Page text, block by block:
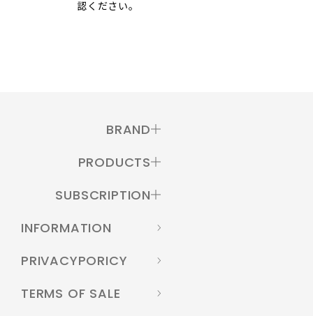
認ください。
BRAND
PRODUCTS
SUBSCRIPTION
INFORMATION
PRIVACYPORICY
TERMS OF SALE